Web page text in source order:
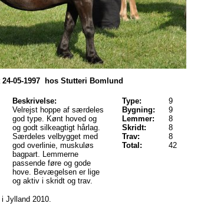
05-1997 hos Stutteri Bomlund
Beskrivelse:
Velrejst hoppe af særdeles
god type. Kønt hoved og
og godt silkeagtigt hårlag.
Særdeles velbygget med
god overlinie, muskuløs
bagpart. Lemmerne
passende føre og gode
hove. Bevægelsen er lige
og aktiv i skridt og trav.
Type:
Bygning:
Lemmer:
Skridt:
Trav:
Total:
9
9
8
8
8
42
Jylland 2010.